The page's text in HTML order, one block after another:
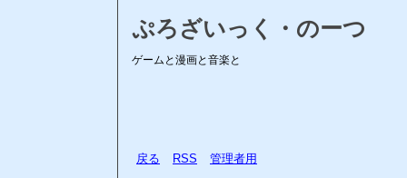
ぷろざいっく・のーつ
ゲームと漫画と音楽と
戻る RSS 管理者用